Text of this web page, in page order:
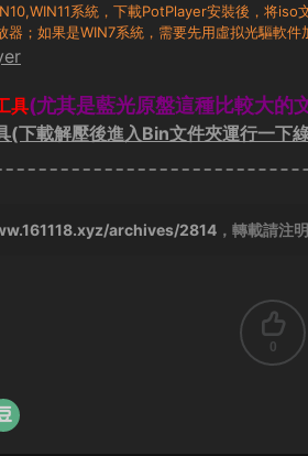
系統，下載PotPlayer安裝後，将
；如果是WIN7系統，需要先用虛拟光驅軟
具(尤其是藍光原盤這種比較大的
(下載解壓後進入Bin文件夾運行一下
archives/2814 ，轉載請注
0